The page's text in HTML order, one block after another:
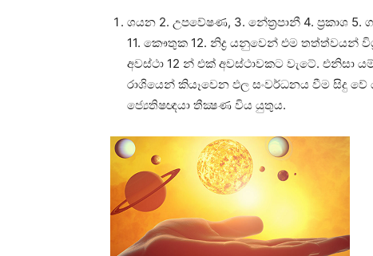
ශයන 2. උපවේෂණ, 3. නේත්‍රපානී 4. ප්‍රකාශ
11. කෞතුක 12. නිද්‍ර යනුවෙන් එම තත්ත්වයන්
අවස්‌ථා 12 න් එක්‌ අවස්‌ථාවකට වැටේ. එනිසා
රාශියෙන් කියෑවෙන ඵල සංවර්ධනය වීම සිදු
ජ්‍යෙතිෂඥයා තීක්‍ෂණ විය යුතුය.